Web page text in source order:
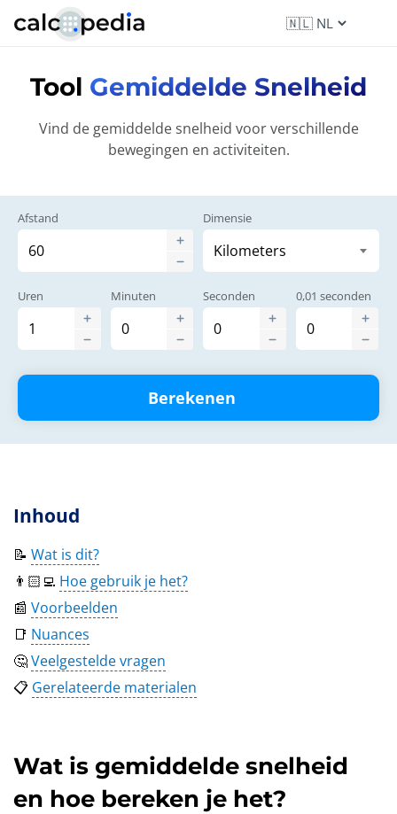
Tool Gemiddelde Snelheid
Vind de gemiddelde snelheid voor verschillende
bewegingen en activiteiten.
Afstand Dimensie
Uren Minuten Seconden 0,01 seconden
Berekenen
Inhoud
📝 Wat is dit?
👨🏻‍💻 Hoe gebruik je het?
📰 Voorbeelden
📑 Nuances
🤔Veelgestelde vragen
📋 Gerelateerde materialen
Wat is gemiddelde snelheid
en hoe bereken je het?